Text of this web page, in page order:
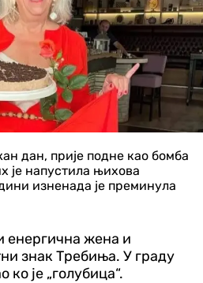
дан, прије подне као бомба
је напустила њихова
изненада је преминула
енергична жена и
знак Требиња. У граду
ко је „голубица“.